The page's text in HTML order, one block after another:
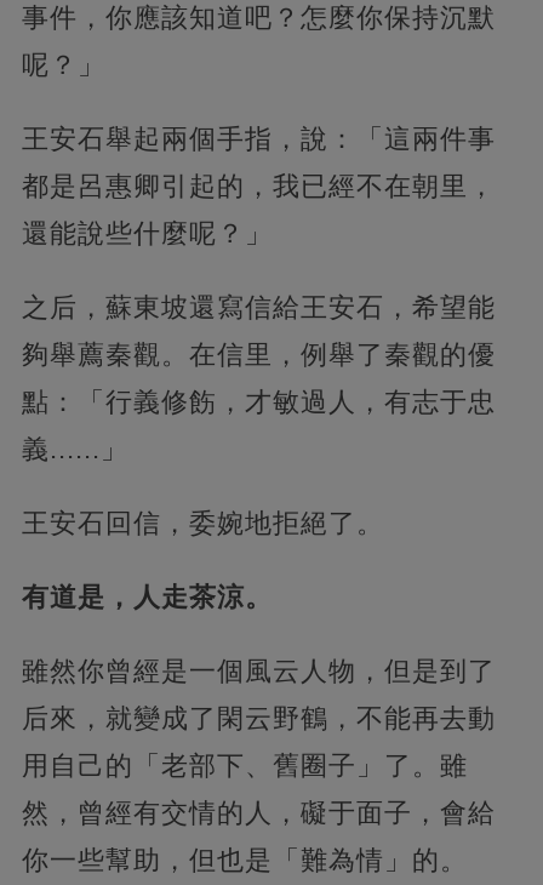
事件，你應該知道吧？怎麼你保持沉默
呢？」
王安石舉起兩個手指，說：「這兩件事
都是呂惠卿引起的，我已經不在朝里，
還能說些什麼呢？」
之后，蘇東坡還寫信給王安石，希望能
夠舉薦秦觀。在信里，例舉了秦觀的優
點：「行義修飭，才敏過人，有志于忠
義......」
王安石回信，委婉地拒絕了。
有道是，人走茶涼。
雖然你曾經是一個風云人物，但是到了
后來，就變成了閑云野鶴，不能再去動
用自己的「老部下、舊圈子」了。雖
然，曾經有交情的人，礙于面子，會給
你一些幫助，但也是「難為情」的。